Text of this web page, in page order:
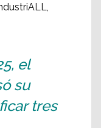
el
su
tres